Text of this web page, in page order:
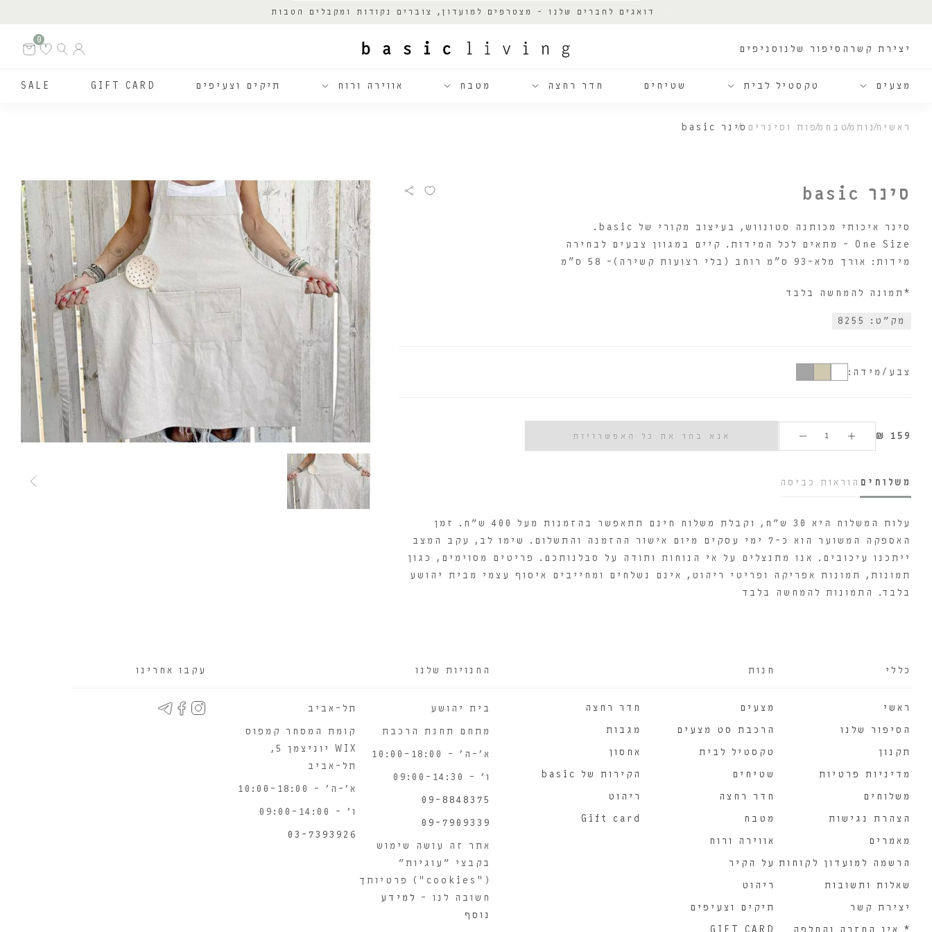
דואגים לחברים שלנו - מצטרפים למועדון, צוברים נקודות ומקבלים הטבות
יצירת קשר הסיפור שלנוסניפים
0
מצעים טקסטיל לבית שטיחים חדר רחצה מטבח אווירה ורוח תיקים וצעיפים GIFT CARD
SALE
ראשי חנות מטבח מפות וסינרים סינר basic
סינר basic
סינר איכותי מכותנה סטונווש, בעיצוב מקורי של basic.
One Size – מתאים לכל המידות. קיים במגוון צבעים לבחירה
מידות: אורך מלא-93 ס”מ רוחב (בלי רצועות קשירה)- 58 ס”מ
*תמונה להמחשה בלבד
מק"ט: 8255
צבע/מידה:
₪ 159 אנא בחר את כל האפשרויות
משלוחים הוראות כביסה
עלות המשלוח היא 30 ש"ח, וקבלת משלוח חינם תתאפשר בהזמנות מעל 400 ש"ח. זמן
האספקה המשוער הוא כ-7 ימי עסקים מיום אישור ההזמנה והתשלום. שימו לב, עקב המצב
ייתכנו עיכובים. אנו מתנצלים על אי הנוחות ותודה על סבלנותכם. פריטים מסוימים, כגון
תמונות, תמונות אפריקה ופריטי ריהוט, אינם נשלחים ומחייבים איסוף עצמי מבית יהושע
בלבד. התמונות להמחשה בלבד
כללי
ראשי
הסיפור שלנו
תקנון
מדיניות פרטיות
משלוחים
הצהרת נגישות
מאמרים
הרשמה למועדון לקוחות
שאלות ותשובות
יצירת קשר
חנות
מצעים
הרכבת סט מצעים
טקסטיל לבית
שטיחים
חדר רחצה
מטבח
אווירה ורוח
על הקיר
ריהוט
תיקים וצעיפים
חדר רחצה
מגבות
אחסון
הקירות של basic
ריהוט
Gift card
החנויות שלנו
בית יהושע
מתחם תחנת הרכבת
א'-ה' – 10:00-18:00
ו' – 09:00-14:30
09-8848375
09-7909339
אתר זה עושה שימוש
בקבצי "עוגיות"
("cookies") פרטיותך
חשובה לנו – למידע
נוסף
תל-אביב
קומת המסחר קמפוס
WIX יוניצמן 5,
תל-אביב
א'-ה' – 10:00-18:00
ו' – 09:00-14:00
03-7393926
עקבו אחרינו